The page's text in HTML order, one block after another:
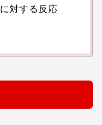
対する反応